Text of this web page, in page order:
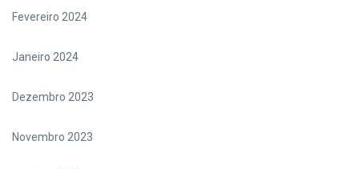
Fevereiro 2024
Janeiro 2024
Dezembro 2023
Novembro 2023